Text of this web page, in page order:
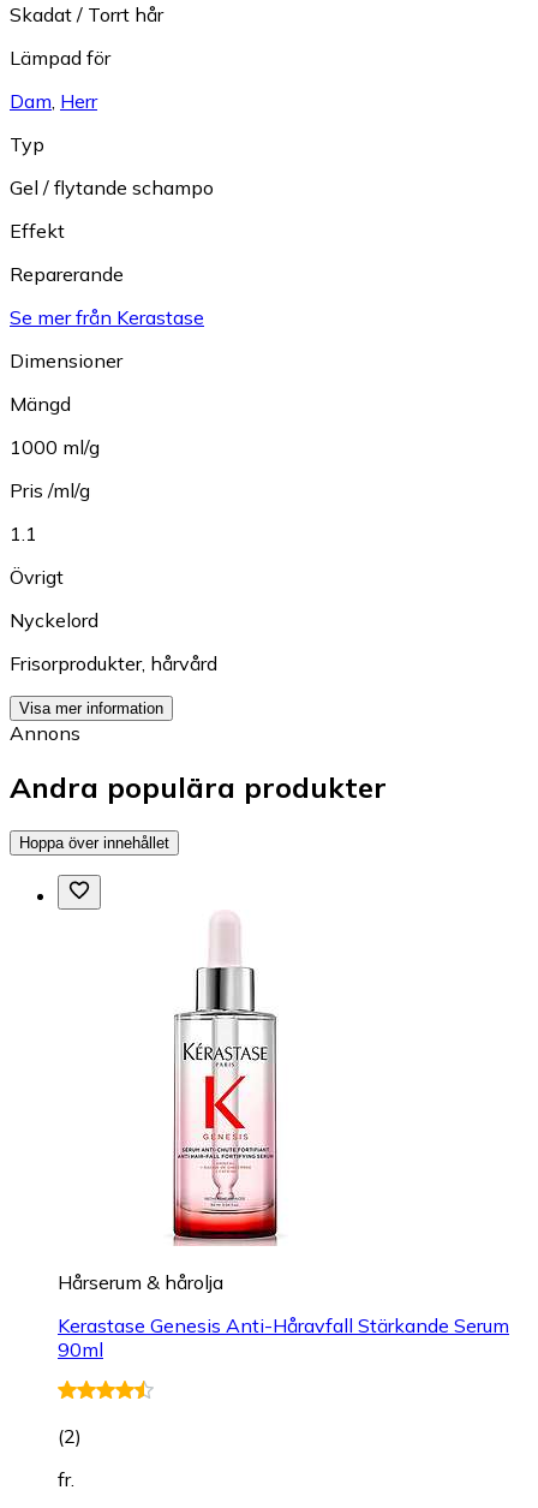
Skadat / Torrt hår
Lämpad för
Dam Herr
Typ
Gel / flytande schampo
Effekt
Reparerande
Se mer från Kerastase
Dimensioner
Mängd
1000 ml/g
Pris /ml/g
1.1
Övrigt
Nyckelord
Frisorprodukter, hårvård
Visa mer information
Annons
Andra populära produkter
Hoppa över innehållet
Hårserum & hårolja
Kerastase Genesis Anti-Håravfall Stärkande Serum
90ml
(2)
fr.